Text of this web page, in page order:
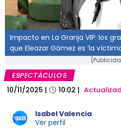
Impacto en La Granja VIP: los
que Eleazar Gómez es ‘la
ESPECTÁCULOS
10/11/2025 | 10:02 |
Isabel Valencia
Ver perfil